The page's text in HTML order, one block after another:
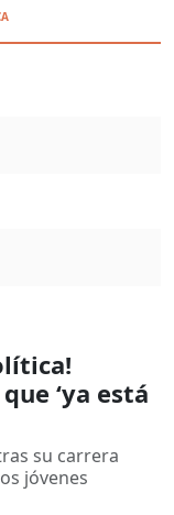
‘ya está
su carrera
jóvenes